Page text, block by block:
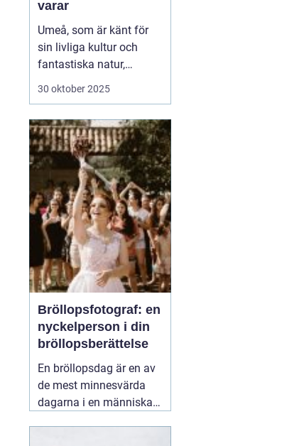
varar
Umeå, som är känt för
sin livliga kultur och
fantastiska natur,
erbjuder många tillfällen
staden för att utforska
dess kulturella
evenemang eller de
vackra norrlands...
30 oktober 2025
Bröllopsfotograf: en
nyckelperson i din
bröllopsberättelse
En bröllopsdag är en av
de mest minnesvärda
dagarna i en människas